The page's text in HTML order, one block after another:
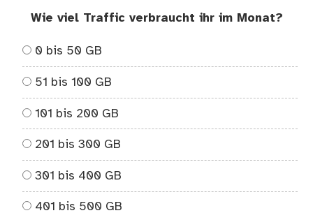
Wie viel Traffic verbraucht ihr im Monat?
0 bis 50 GB
51 bis 100 GB
101 bis 200 GB
201 bis 300 GB
301 bis 400 GB
401 bis 500 GB